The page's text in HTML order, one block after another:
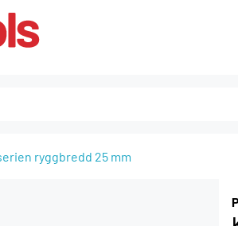
ryggbredd 25 mm